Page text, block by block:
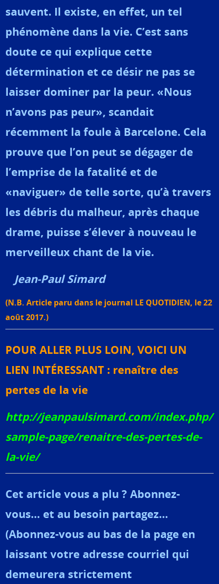
sauvent. Il existe, en effet, un tel
phénomène dans la vie. C’est sans
doute ce qui explique cette
détermination et ce désir ne pas se
laisser dominer par la peur. «Nous
n’avons pas peur», scandait
récemment la foule à Barcelone. Cela
prouve que l’on peut se dégager de
l’emprise de la fatalité et de
«naviguer» de telle sorte, qu’à travers
les débris du malheur, après chaque
drame, puisse s’élever à nouveau le
merveilleux chant de la vie.
Jean-Paul Simard
(N.B. Article paru dans le journal LE QUOTIDIEN, le 22
août 2017.)
POUR ALLER PLUS LOIN, VOICI UN
LIEN INTÉRESSANT : renaître des
pertes de la vie
http://jeanpaulsimard.com/index.php/
sample-page/renaitre-des-pertes-de-
la-vie/
Cet article vous a plu ? Abonnez-
vous… et au besoin partagez…
(Abonnez-vous au bas de la page en
laissant votre adresse courriel qui
demeurera strictement